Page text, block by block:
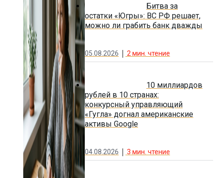
Битва за
остатки «Югры»: ВС РФ решает,
можно ли грабить банк дважды
05.08.2026 2мин. чтение
10 миллиардов
рублей в 10 странах:
конкурсный управляющий
«Гугла» догнал американские
активы Google
04.08.2026 3 мин. чтение